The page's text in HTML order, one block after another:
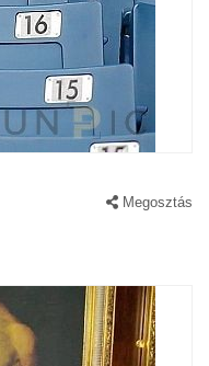
Megosztás